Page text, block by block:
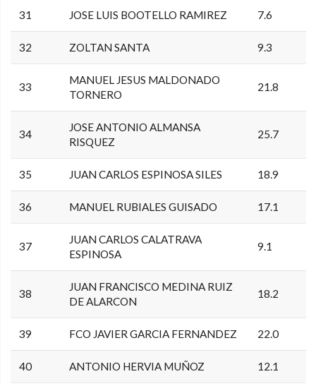
31 JOSE LUIS BOOTELLO RAMIREZ 7.6
32 ZOLTAN SANTA 9.3
33
MANUEL JESUS MALDONADO
TORNERO
21.8
34
JOSE ANTONIO ALMANSA
RISQUEZ
25.7
35 JUAN CARLOS ESPINOSA SILES 18.9
36 MANUEL RUBIALES GUISADO 17.1
37
JUAN CARLOS CALATRAVA
ESPINOSA
9.1
38
JUAN FRANCISCO MEDINA RUIZ
DE ALARCON
18.2
39 FCO JAVIER GARCIA FERNANDEZ 22.0
40 ANTONIO HERVIA MUÑOZ 12.1